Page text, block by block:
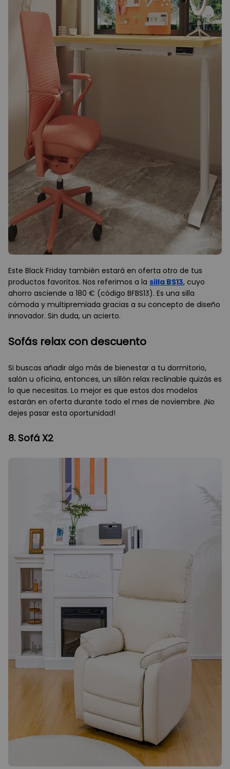
Este Black Friday también estará en oferta otro de tus
productos favoritos. Nos referimos a la silla BS13, cuyo
ahorro asciende a 180 € (código BFBS13). Es una silla
cómoda y multipremiada gracias a su concepto de diseño
innovador. Sin duda, un acierto.
Sofás relax con descuento
Si buscas añadir algo más de bienestar a tu dormitorio,
salón u oficina, entonces, un sillón relax reclinable quizás es
lo que necesitas. Lo mejor es que estos dos modelos
estarán en oferta durante todo el mes de noviembre. ¡No
dejes pasar esta oportunidad!
8. Sofá X2